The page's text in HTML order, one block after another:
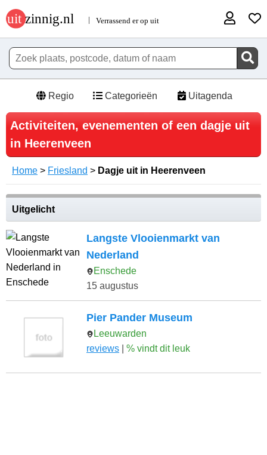
Regio Categorieën Uitagenda
Activiteiten, evenementen of een dagje uit
in Heerenveen
Home > Friesland > Dagje uit in Heerenveen
Uitgelicht
Langste Vlooienmarkt van
Nederland
Enschede
15 augustus
Pier Pander Museum
Leeuwarden
reviews
% vindt dit leuk